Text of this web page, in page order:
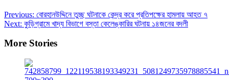
Previous: বোরহানউদ্দিনে তুচ্ছ ঘটনাকে কেন্দ্র করে প্রতিপক্ষের হামলায় আহত ৭
Next: কুড়িগ্রামে খাদ্য বিভাগে বস্তা কেলেঙ্কারির ঘটনায় ১৪জনের বদলী
More Stories